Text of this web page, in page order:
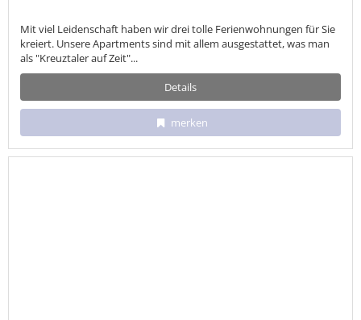
Mit viel Leidenschaft haben wir drei tolle Ferienwohnungen für Sie
kreiert. Unsere Apartments sind mit allem ausgestattet, was man
als "Kreuztaler auf Zeit"...
Details
merken